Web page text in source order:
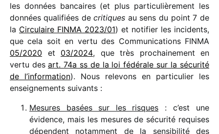
les données bancaires (et plus parti­cu­liè­re­ment les
données quali­fiées de critiques au sens du point 7 de
la Circulaire FINMA 2023/​01) et noti­fier les inci­dents,
que cela soit en vertu des Communications FINMA
05/​2020 et 03/​2024, que très prochai­ne­ment en
vertu des art. 74a ss de la loi fédé­rale sur la sécu­rité
de l’information). Nous rele­vons en parti­cu­lier les
ensei­gne­ments suivants :
Mesures basées sur les risques : c’est une
évidence, mais les mesures de sécu­rité requises
dépendent notam­ment de la sensi­bi­lité des